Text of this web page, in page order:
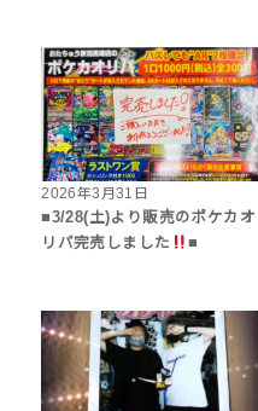
2026年3月31日
■3/28(土)より販売のポケカオ
リパ完売しました
■